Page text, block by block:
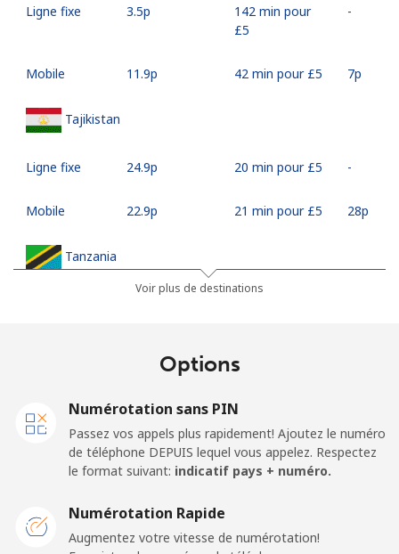
Ligne fixe ⁦3.5p⁩
142 min pour
⁦£5⁩
-
Mobile ⁦11.9p⁩ 42 min pour ⁦£5⁩ ⁦7p⁩
Tajikistan
Ligne fixe ⁦24.9p⁩ 20 min pour ⁦£5⁩ -
Mobile ⁦22.9p⁩ 21 min pour ⁦£5⁩ ⁦28p⁩
Tanzania
Ligne fixe ⁦3.5p⁩
142 min pour
⁦£5⁩
-
Voir plus de destinations
Options
Numérotation sans PIN
Passez vos appels plus rapidement! Ajoutez le numéro
de téléphone DEPUIS lequel vous appelez. Respectez
le format suivant: indicatif pays + numéro.
Numérotation Rapide
Augmentez votre vitesse de numérotation!